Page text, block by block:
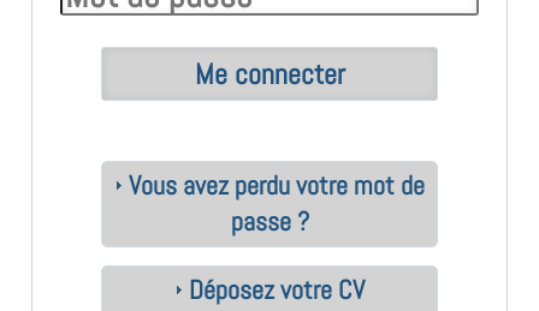
Vous avez perdu votre mot de
passe ?
Déposez votre CV